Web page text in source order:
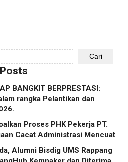
Cari
BANGKIT BERPRESTASI:
rangka Pelantikan dan
Proses PHK Pekerja PT.
Cacat Administrasi Mencuat
Alumni Bisdig UMS Rappang